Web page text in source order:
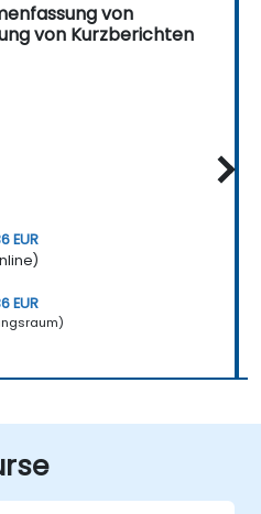
von
von Kurzberichten
EUR
EUR